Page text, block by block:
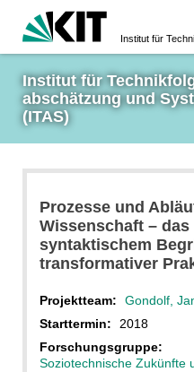
Institut für
abschätzung und
(ITAS)
Prozesse und
Wissenschaft – das
syntaktischem
transformativer
Projektteam: Gondolf,
Starttermin:
2018
Forschungsgruppe:
Soziotechnische Zukünfte